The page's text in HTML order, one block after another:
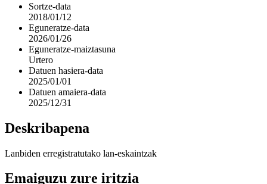
Sortze-data
2018/01/12
Eguneratze-data
2026/01/26
Eguneratze-maiztasuna
Urtero
Datuen hasiera-data
2025/01/01
Datuen amaiera-data
2025/12/31
Deskribapena
Lanbiden erregistratutako lan-eskaintzak
Emaiguzu zure iritzia